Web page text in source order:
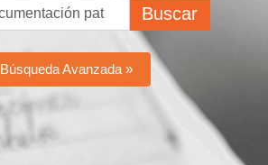
Buscar
Búsqueda Avanzada »